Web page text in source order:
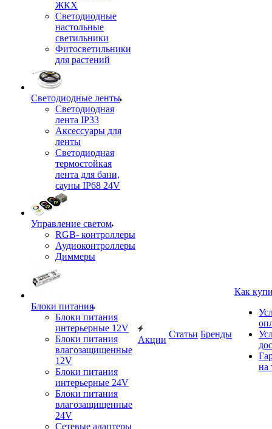
ЖКХ
Светодиодные
настольные
светильники
Фитосветильники
для растений
Светодиодные ленты
Светодиодная
лента IP33
Аксессуары для
ленты
Светодиодная
термостойкая
лента для бани,
сауны IP68 24V
Управление светом
RGB- контроллеры
Аудиоконтроллеры
Диммеры
Блоки питания
Блоки питания
интерьерные 12V
Блоки питания
влагозащищенные
12V
Блоки питания
интерьерные 24V
Блоки питания
влагозащищенные
24V
Сетевые адаптеры
Акции
Статьи Бренды
Как
на